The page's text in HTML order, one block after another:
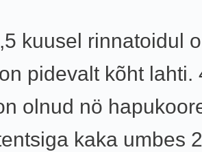
kuusel rinnatoidul
pidevalt kõht lahti.
olnud nö
kaka umbes